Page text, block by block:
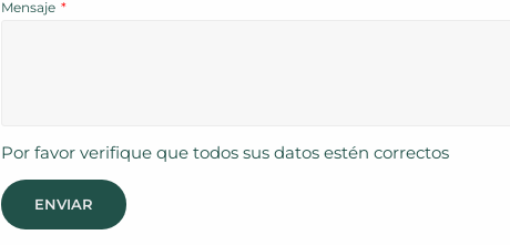
Mensaje
Por favor verifique que todos sus datos estén correctos
ENVIAR